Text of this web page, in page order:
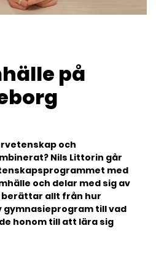
på
och
Nils Littorin går
med
och delar med sig av
allt från hur
gymnasieprogram till vad
honom till att lära sig